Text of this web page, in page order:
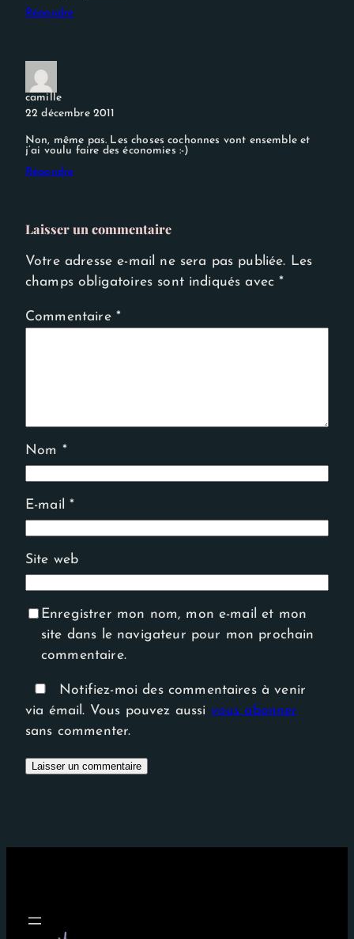
Répondre
camille
22 décembre 2011
Non, même pas. Les choses cochonnes vont ensemble et
j’ai voulu faire des économies :-)
Répondre
Laisser un commentaire
Votre adresse e-mail ne sera pas publiée. Les
champs obligatoires sont indiqués avec*
Commentaire *
Nom *
E-mail*
Site web
Enregistrer mon nom, mon e-mail et mon
site dans le navigateur pour mon prochain
commentaire.
Notifiez-moi des commentaires à venir
via émail. Vous pouvez aussi vous abonner
sans commenter.